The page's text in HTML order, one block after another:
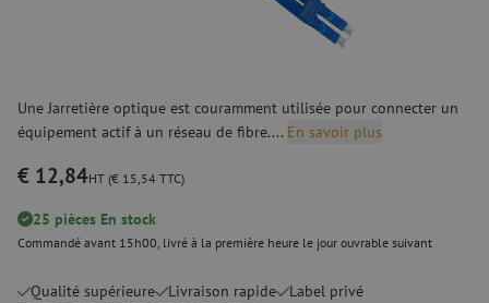
Une Jarretière optique est couramment utilisée pour connecter un
équipement actif à un réseau de fibre.... En savoir plus
€ 12,84HT (€ 15,54 TTC)
25 pièces En stock
Commandé avant 15h00, livré à la première heure le jour ouvrable suivant
Qualité supérieure Livraison rapide Label privé